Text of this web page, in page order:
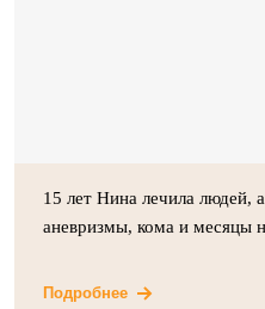
15 лет Нина лечила людей,
аневризмы, кома и месяцы
Подробнее